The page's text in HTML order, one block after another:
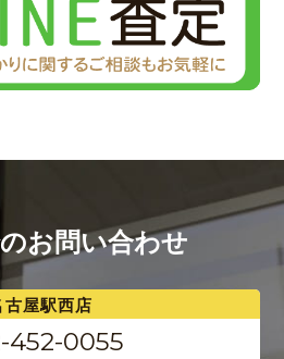
お問い合わせ
古屋駅西店
452-0055